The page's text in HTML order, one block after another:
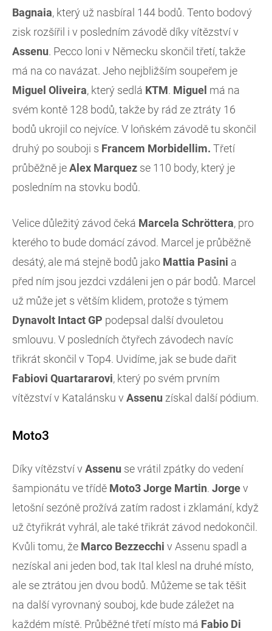
Bagnaia, který už nasbíral 144 bodů. Tento bodový
zisk rozšířil i v posledním závodě díky vítězství v
Assenu. Pecco loni v Německu skončil třetí, takže
má na co navázat. Jeho nejbližším soupeřem je
Miguel Oliveira, který sedlá KTM. Miguel má na
svém kontě 128 bodů, takže by rád ze ztráty 16
bodů ukrojil co nejvíce. V loňském závodě tu skončil
druhý po souboji s Francem Morbidellim. Třetí
průběžně jeAlex Marquez se 110 body, který je
posledním na stovku bodů.
Velice důležitý závod čeká Marcela Schröttera, pro
kterého to bude domácí závod. Marcel je průběžně
desátý, ale má stejně bodů jako Mattia Pasini a
před ním jsou jezdci vzdáleni jen o pár bodů. Marcel
už může jet s větším klidem, protože s týmem
Dynavolt IntactGP podepsal další dvouletou
smlouvu. V posledních čtyřech závodech navíc
třikrát skončil v Top4. Uvidíme, jak se bude dařit
Fabiovi Quartararovi, který po svém prvním
vítězství v Katalánsku v Assenu získal další pódium.
Moto3
Díky vítězství v Assenu se vrátil zpátky do vedení
šampionátu ve třídě Moto3Jorge Martin. Jorgev
letošní sezóně prožívá zatím radost i zklamání, když
už čtyřikrát vyhrál, ale také třikrát závod nedokončil.
Kvůli tomu, že Marco Bezzecchi v Assenu spadl a
nezískal ani jeden bod, tak Ital klesl na druhé místo,
ale se ztrátou jen dvou bodů. Můžeme se tak těšit
na další vyrovnaný souboj, kde bude záležet na
každém místě. Průběžné třetí místo má Fabio Di